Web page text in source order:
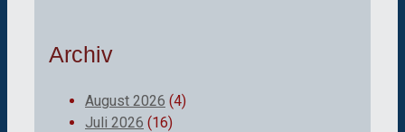
Archiv
August 2026 (4)
Juli 2026 (16)